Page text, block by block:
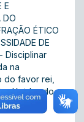
E
DO
ÉTICO
DE
Disciplinar
na
do favor rei,
dúvidas do
o